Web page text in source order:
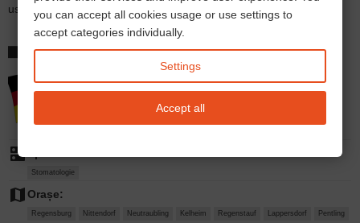
user2
dns
Stomatologie
map Orașe:
Regensburg Nittendorf Neutraubling Kelheim Regenstauf Lappersdorf Pentling
you can accept all cookies usage or use settings to
accept categories individually.
Settings
Accept all